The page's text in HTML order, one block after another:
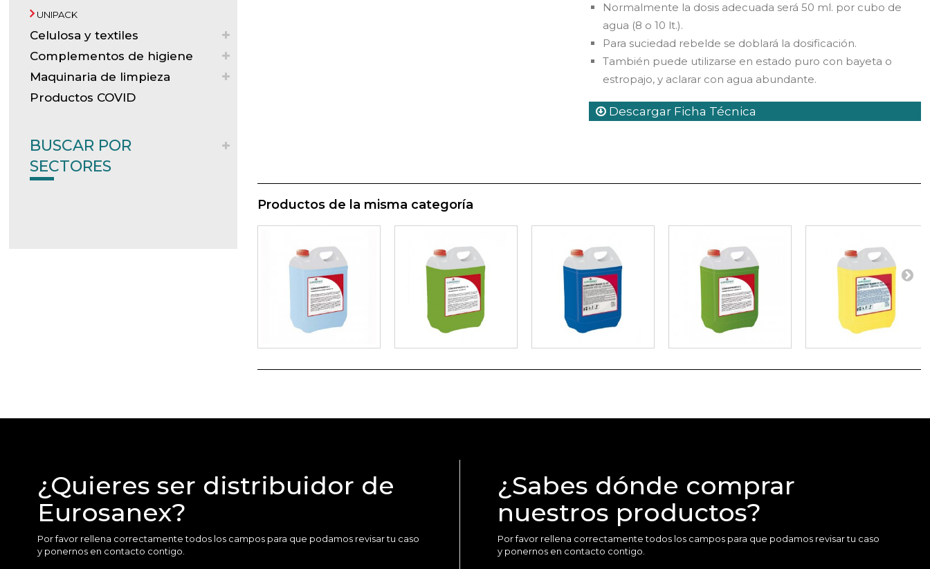
UNIPACK
Celulosa y textiles
Complementos de higiene
Maquinaria de limpieza
Productos COVID
BUSCAR POR
SECTORES
Normalmente la dosis adecuada será 50 ml. por cubo de
agua (8 o 10 lt.).
Para suciedad rebelde se doblará la dosificación.
También puede utilizarse en estado puro con bayeta o
estropajo, y aclarar con agua abundante.
Descargar Ficha Técnica
Productos de la misma categoría
¿Quieres ser distribuidor de
Eurosanex?
Por favor rellena correctamente todos los campos para que podamos revisar tu caso
y ponernos en contacto contigo.
¿Sabes dónde comprar
nuestros productos?
Por favor rellena correctamente todos los campos para que podamos revisar tu caso
y ponernos en contacto contigo.